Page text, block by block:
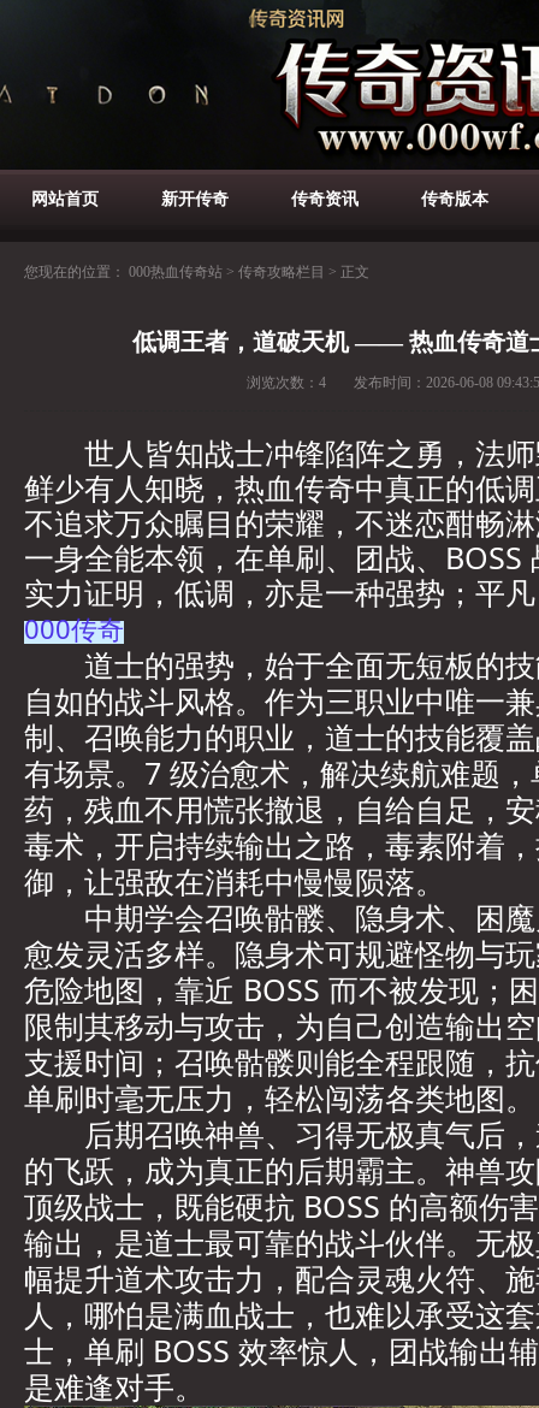
网站首页 新开传奇 传奇资讯 传奇版本
您现在的位置： 000热血传奇站 > 传奇攻略栏目 > 正文
低调王者，道破天机 —— 热血传奇道
浏览次数： 4 发布时间： 2026-06-08
世人皆知战士冲锋陷阵之勇，法
鲜少有人知晓，热血传奇中真正的低
不追求万众瞩目的荣耀，不迷恋酣畅
一身全能本领，在单刷、团战、BOSS
实力证明，低调，亦是一种强势；平
000传奇
道士的强势，始于全面无短板的技
自如的战斗风格。作为三职业中唯一
制、召唤能力的职业，道士的技能覆
有场景。7 级治愈术，解决续航难题
药，残血不用慌张撤退，自给自足，
毒术，开启持续输出之路，毒素附着
御，让强敌在消耗中慢慢陨落。
中期学会召唤骷髅、隐身术、困魔
愈发灵活多样。隐身术可规避怪物与
危险地图，靠近 BOSS 而不被发现；
限制其移动与攻击，为自己创造输出
支援时间；召唤骷髅则能全程跟随，
单刷时毫无压力，轻松闯荡各类地图。
后期召唤神兽、习得无极真气后，
的飞跃，成为真正的后期霸主。神兽
顶级战士，既能硬抗 BOSS 的高额伤
输出，是道士最可靠的战斗伙伴。无
幅提升道术攻击力，配合灵魂火符、
人，哪怕是满血战士，也难以承受这
士，单刷 BOSS 效率惊人，团战输出
是难逢对手。